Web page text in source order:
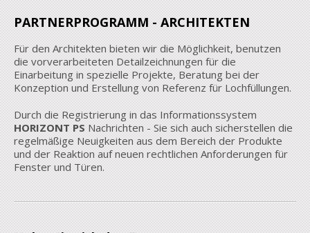
PARTNERPROGRAMM - ARCHITEKTEN
Für den Architekten bieten wir die Möglichkeit, benutzen
die vorverarbeiteten Detailzeichnungen für die
Einarbeitung in spezielle Projekte, Beratung bei der
Konzeption und Erstellung von Referenz für Lochfüllungen.
Durch die Registrierung in das Informationssystem
HORIZONT PS Nachrichten - Sie sich auch sicherstellen die
regelmäßige Neuigkeiten aus dem Bereich der Produkte
und der Reaktion auf neuen rechtlichen Anforderungen für
Fenster und Türen.